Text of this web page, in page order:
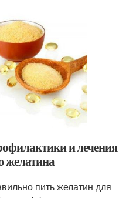
и лечения
желатина
пить желатин для